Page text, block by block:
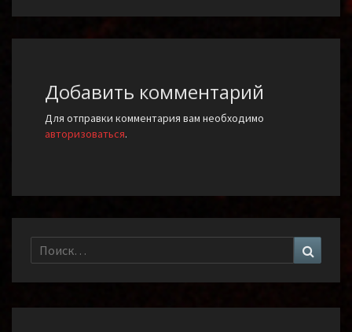
Добавить комментарий
Для отправки комментария вам необходимо
авторизоваться.
Найти: